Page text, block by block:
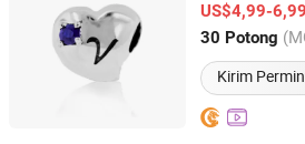
US$4,99-6,99
30 Potong
Kirim
Guangdong, China